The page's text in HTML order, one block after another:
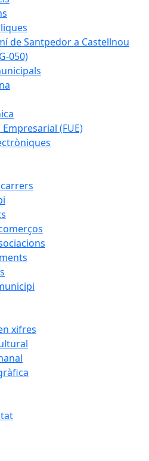
de Santpedor a Castellnou
050)
(FUE)
xifres